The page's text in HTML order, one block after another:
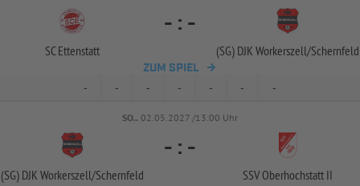
SC Ettenstatt
- : -
(SG) DJK Workerszell/Schernfeld
ZUM SPIEL
- - - - - - -
SO.. 02.05.2027 /13:00 Uhr
(SG) DJK Workerszell/Schernfeld
- : -
SSV Oberhochstatt II